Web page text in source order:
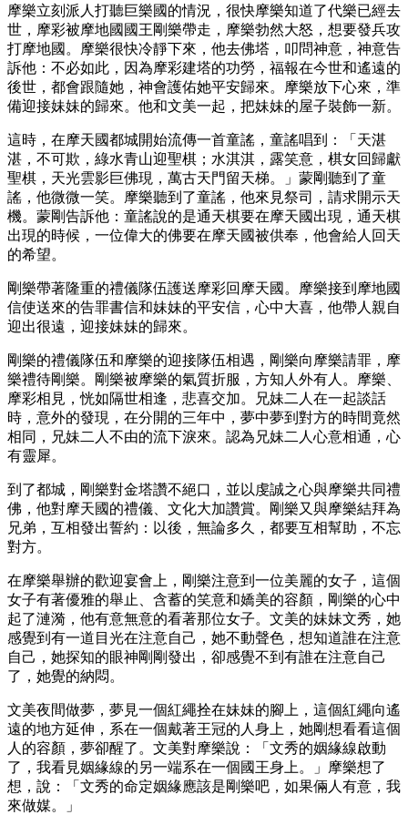
摩樂立刻派人打聽巨樂國的情況，很快摩樂知道了代樂已經去
世，摩彩被摩地國國王剛樂帶走，摩樂勃然大怒，想要發兵攻
打摩地國。摩樂很快冷靜下來，他去佛塔，叩問神意，神意告
訴他：不必如此，因為摩彩建塔的功勞，福報在今世和遙遠的
後世，都會跟隨她，神會護佑她平安歸來。摩樂放下心來，準
備迎接妹妹的歸來。他和文美一起，把妹妹的屋子裝飾一新。
這時，在摩天國都城開始流傳一首童謠，童謠唱到：「天湛
湛，不可欺，綠水青山迎聖棋；水淇淇，露笑意，棋女回歸獻
聖棋，天光雲影巨佛現，萬古天門留天梯。」蒙剛聽到了童
謠，他微微一笑。摩樂聽到了童謠，他來見祭司，請求開示天
機。蒙剛告訴他：童謠說的是通天棋要在摩天國出現，通天棋
出現的時候，一位偉大的佛要在摩天國被供奉，他會給人回天
的希望。
剛樂帶著隆重的禮儀隊伍護送摩彩回摩天國。摩樂接到摩地國
信使送來的告罪書信和妹妹的平安信，心中大喜，他帶人親自
迎出很遠，迎接妹妹的歸來。
剛樂的禮儀隊伍和摩樂的迎接隊伍相遇，剛樂向摩樂請罪，摩
樂禮待剛樂。剛樂被摩樂的氣質折服，方知人外有人。摩樂、
摩彩相見，恍如隔世相逢，悲喜交加。兄妹二人在一起談話
時，意外的發現，在分開的三年中，夢中夢到對方的時間竟然
相同，兄妹二人不由的流下淚來。認為兄妹二人心意相通，心
有靈犀。
到了都城，剛樂對金塔讚不絕口，並以虔誠之心與摩樂共同禮
佛，他對摩天國的禮儀、文化大加讚賞。剛樂又與摩樂結拜為
兄弟，互相發出誓約：以後，無論多久，都要互相幫助，不忘
對方。
在摩樂舉辦的歡迎宴會上，剛樂注意到一位美麗的女子，這個
女子有著優雅的舉止、含蓄的笑意和嬌美的容顏，剛樂的心中
起了漣漪，他有意無意的看著那位女子。文美的妹妹文秀，她
感覺到有一道目光在注意自己，她不動聲色，想知道誰在注意
自己，她探知的眼神剛剛發出，卻感覺不到有誰在注意自己
了，她覺的納悶。
文美夜間做夢，夢見一個紅繩拴在妹妹的腳上，這個紅繩向遙
遠的地方延伸，系在一個戴著王冠的人身上，她剛想看看這個
人的容顏，夢卻醒了。文美對摩樂說：「文秀的姻緣線啟動
了，我看見姻緣線的另一端系在一個國王身上。」摩樂想了
想，說：「文秀的命定姻緣應該是剛樂吧，如果倆人有意，我
來做媒。」